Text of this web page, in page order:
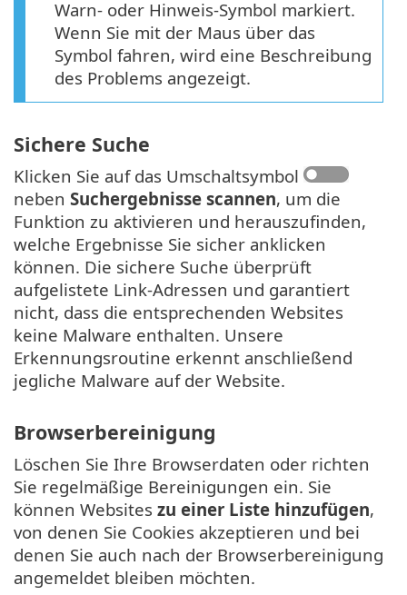
Warn- oder Hinweis-Symbol markiert.
Wenn Sie mit der Maus über das
Symbol fahren, wird eine Beschreibung
des Problems angezeigt.
Sichere Suche
Klicken Sie auf das Umschaltsymbol
neben Suchergebnisse scannen, um die
Funktion zu aktivieren und herauszufinden,
welche Ergebnisse Sie sicher anklicken
können. Die sichere Suche überprüft
aufgelistete Link-Adressen und garantiert
nicht, dass die entsprechenden Websites
keine Malware enthalten. Unsere
Erkennungsroutine erkennt anschließend
jegliche Malware auf der Website.
Browserbereinigung
Löschen Sie Ihre Browserdaten oder richten
Sie regelmäßige Bereinigungen ein. Sie
können Websites zu einer Liste hinzufügen,
von denen Sie Cookies akzeptieren und bei
denen Sie auch nach der Browserbereinigung
angemeldet bleiben möchten.